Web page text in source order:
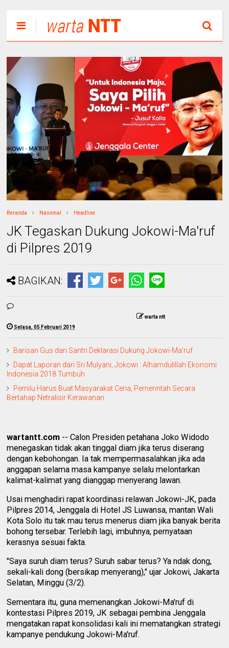
Beranda Nasional Headline
JK Tegaskan Dukung Jokowi-Ma'ruf
di Pilpres 2019
BAGIKAN:
warta ntt
Selasa, 05 Februari 2019
Barisan Gus dan Santri Deklarasi Dukung Jokowi-Ma'ruf
Dapat Laporan dari Sri Mulyani, Jokowi : Alhamdulillah Ekonomi
Indonesia 2018 Tumbuh
Pemilu Harus Buat Masyarakat Ceria, Pemerintah Secara
Bertahap Netralisir Kerawanan
wartantt.com -- Calon Presiden petahana Joko Widodo
menegaskan tidak akan tinggal diam jika terus diserang
dengan kebohongan. Ia tak mempermasalahkan jika ada
anggapan selama masa kampanye selalu melontarkan
kalimat-kalimat yang dianggap menyerang lawan.
Usai menghadiri rapat koordinasi relawan Jokowi-JK, pada
Pilpres 2014, Jenggala di Hotel JS Luwansa, mantan Wali
Kota Solo itu tak mau terus menerus diam jika banyak berita
bohong tersebar. Terlebih lagi, imbuhnya, pernyataan
kerasnya sesuai fakta.
"Saya suruh diam terus? Suruh sabar terus? Ya ndak dong,
sekali-kali dong (bersikap menyerang)," ujar Jokowi, Jakarta
Selatan, Minggu (3/2).
Sementara itu, guna memenangkan Jokowi-Ma'ruf di
kontestasi Pilpres 2019, JK sebagai pembina Jenggala
mengatakan rapat konsolidasi kali ini mematangkan strategi
kampanye pendukung Jokowi-Ma'ruf.